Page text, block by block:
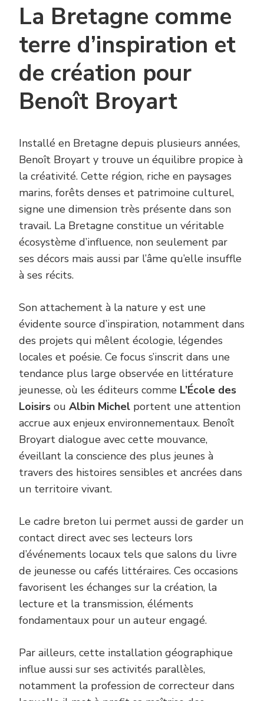
La Bretagne comme
terre d’inspiration et
de création pour
Benoît Broyart
Installé en Bretagne depuis plusieurs années,
Benoît Broyart y trouve un équilibre propice à
la créativité. Cette région, riche en paysages
marins, forêts denses et patrimoine culturel,
signe une dimension très présente dans son
travail. La Bretagne constitue un véritable
écosystème d’influence, non seulement par
ses décors mais aussi par l’âme qu’elle insuffle
à ses récits.
Son attachement à la nature y est une
évidente source d’inspiration, notamment dans
des projets qui mêlent écologie, légendes
locales et poésie. Ce focus s’inscrit dans une
tendance plus large observée en littérature
jeunesse, où les éditeurs comme L’École des
Loisirs ou Albin Michel portent une attention
accrue aux enjeux environnementaux. Benoît
Broyart dialogue avec cette mouvance,
éveillant la conscience des plus jeunes à
travers des histoires sensibles et ancrées dans
un territoire vivant.
Le cadre breton lui permet aussi de garder un
contact direct avec ses lecteurs lors
d’événements locaux tels que salons du livre
de jeunesse ou cafés littéraires. Ces occasions
favorisent les échanges sur la création, la
lecture et la transmission, éléments
fondamentaux pour un auteur engagé.
Par ailleurs, cette installation géographique
influe aussi sur ses activités parallèles,
notamment la profession de correcteur dans